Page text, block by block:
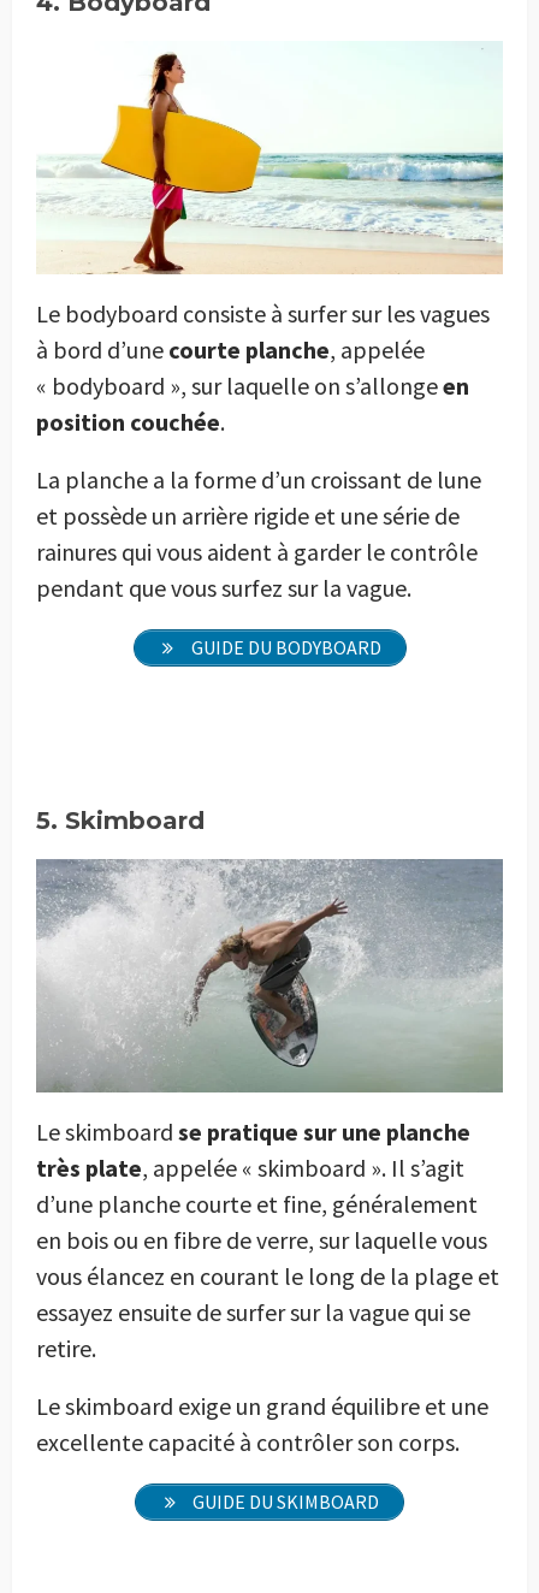
Le bodyboard consiste à surfer sur les vagues
à bord d’une courte planche, appelée
« bodyboard », sur laquelle on s’allongeen
position couchée.
La planche a la forme d’un croissant de lune
et possède un arrière rigide et une série de
rainures qui vous aident à garder le contrôle
pendant que vous surfez sur la vague.
GUIDE DU BODYBOARD
5. Skimboard
Le skimboard se pratique sur une planche
très plate, appelée « skimboard ». Il s’agit
d’une planche courte et fine, généralement
en bois ou en fibre de verre, sur laquelle vous
vous élancez en courant le long de la plage et
essayez ensuite de surfer sur la vague qui se
retire.
Le skimboard exige un grand équilibre et une
excellente capacité à contrôler son corps.
GUIDE DU SKIMBOARD